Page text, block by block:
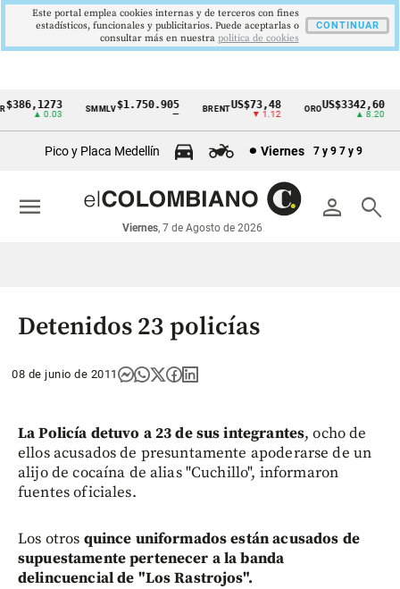
Cintillo
económicos
Colombia
▲ 0.03
SMMLV$1.750.905 BRENTUS$73,48
▼ 1.12
OROUS$3342,60
▲ 8.20
Pico y Placa Medellín Viernes 7 y 9 7 y 9
person search
Viernes, 7 de Agosto de 2026
menu
Detenidos 23 policías
08 de junio de 2011
La Policía detuvo a 23 de sus integrantes, ocho de
ellos acusados de presuntamente apoderarse de un
alijo de cocaína de alias "Cuchillo", informaron
fuentes oficiales.
Los otros quince uniformados están acusados de
supuestamente pertenecer a la banda
delincuencial de "Los Rastrojos".
Este portal emplea cookies internas y de terceros con fines
estadísticos, funcionales y publicitarios. Puede aceptarlas o
consultar más en nuestra politica de cookies
CONTINUAR